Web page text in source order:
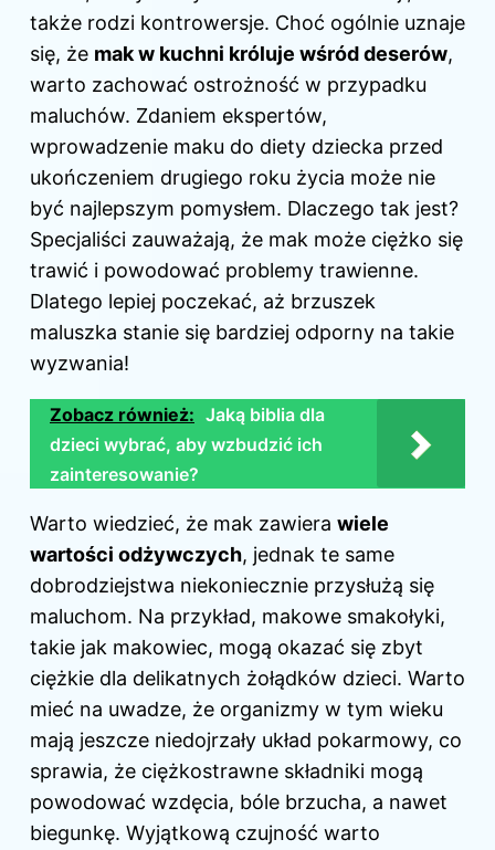
także rodzi kontrowersje. Choć ogólnie uznaje
się, że mak w kuchni króluje wśród deserów,
warto zachować ostrożność w przypadku
maluchów. Zdaniem ekspertów,
wprowadzenie maku do diety dziecka przed
ukończeniem drugiego roku życia może nie
być najlepszym pomysłem. Dlaczego tak jest?
Specjaliści zauważają, że mak może ciężko się
trawić i powodować problemy trawienne.
Dlatego lepiej poczekać, aż brzuszek
maluszka stanie się bardziej odporny na takie
wyzwania!
Zobacz również: Jaką biblia dla
dzieci wybrać, aby wzbudzić ich
zainteresowanie?
Warto wiedzieć, że mak zawiera wiele
wartości odżywczych, jednak te same
dobrodziejstwa niekoniecznie przysłużą się
maluchom. Na przykład, makowe smakołyki,
takie jak makowiec, mogą okazać się zbyt
ciężkie dla delikatnych żołądków dzieci. Warto
mieć na uwadze, że organizmy w tym wieku
mają jeszcze niedojrzały układ pokarmowy, co
sprawia, że ciężkostrawne składniki mogą
powodować wzdęcia, bóle brzucha, a nawet
biegunkę. Wyjątkową czujność warto